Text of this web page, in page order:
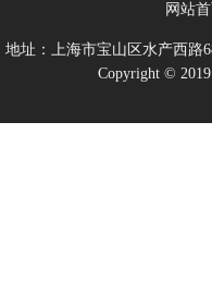
网站
地址：上海市宝山区水产西路
Copyright ©